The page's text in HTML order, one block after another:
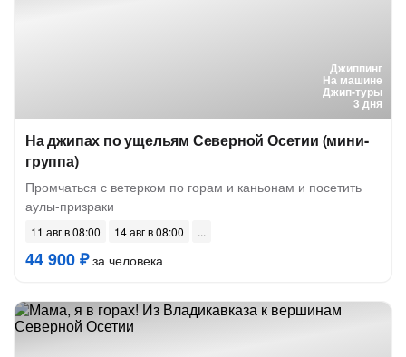
Джиппинг
На машине
Джип-туры
3 дня
На джипах по ущельям Северной Осетии (мини-
группа)
Промчаться с ветерком по горам и каньонам и посетить
аулы-призраки
11 авг в 08:00 14 авг в 08:00
44 900 ₽за человека